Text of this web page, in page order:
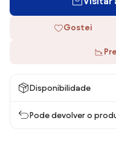
Gostei
Disponibilidade
Pode devolver o